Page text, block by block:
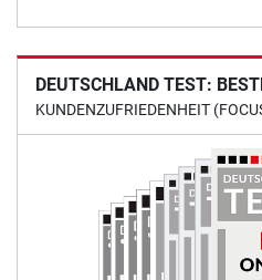
DEUTSCHLAND TEST:
KUNDENZUFRIEDENHEIT